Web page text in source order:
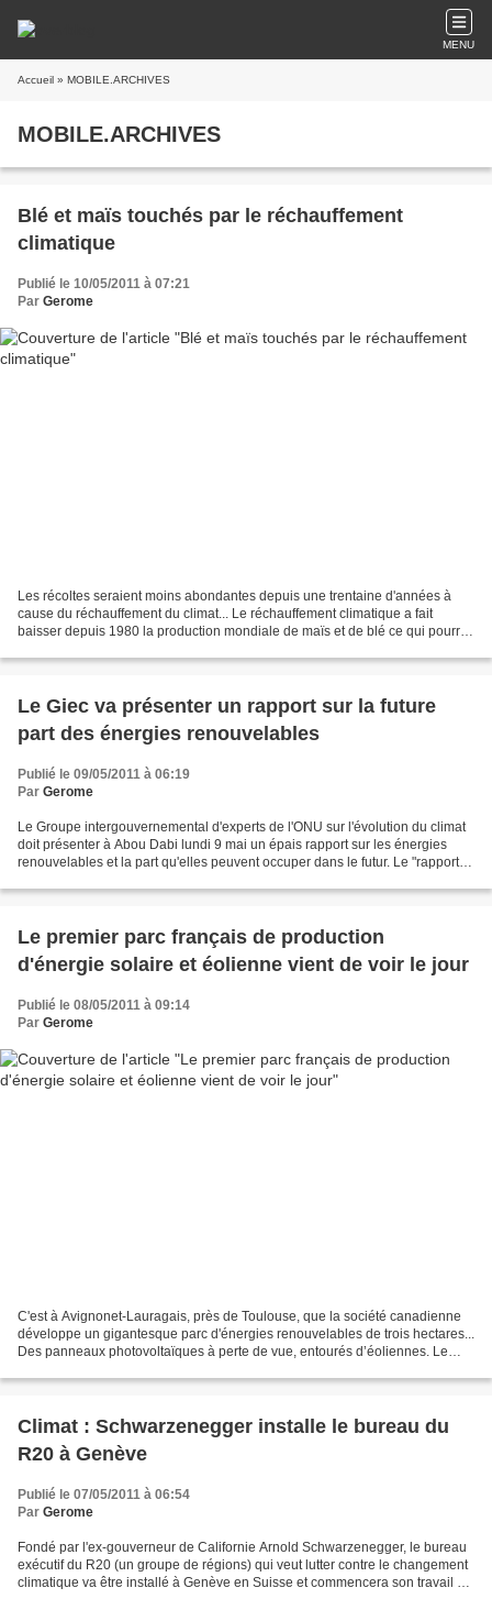
MENU
Accueil » MOBILE.ARCHIVES
MOBILE.ARCHIVES
Blé et maïs touchés par le réchauffement
climatique
Publié le 10/05/2011 à 07:21
Par Gerome
Les récoltes seraient moins abondantes depuis une trentaine d'années à
cause du réchauffement du climat... Le réchauffement climatique a fait
baisser depuis 1980 la production mondiale de maïs et de blé ce qui pourrait
Le Giec va présenter un rapport sur la future
part des énergies renouvelables
Publié le 09/05/2011 à 06:19
Par Gerome
Le Groupe intergouvernemental d'experts de l'ONU sur l'évolution du climat
doit présenter à Abou Dabi lundi 9 mai un épais rapport sur les énergies
renouvelables et la part qu'elles peuvent occuper dans le futur. Le "rapport
Le premier parc français de production
d'énergie solaire et éolienne vient de voir le jour
Publié le 08/05/2011 à 09:14
Par Gerome
C'est à Avignonet-Lauragais, près de Toulouse, que la société canadienne
développe un gigantesque parc d'énergies renouvelables de trois hectares...
Des panneaux photovoltaïques à perte de vue, entourés d’éoliennes. Le
Climat : Schwarzenegger installe le bureau du
R20 à Genève
Publié le 07/05/2011 à 06:54
Par Gerome
Fondé par l'ex-gouverneur de Californie Arnold Schwarzenegger, le bureau
exécutif du R20 (un groupe de régions) qui veut lutter contre le changement
climatique va être installé à Genève en Suisse et commencera son travail cet